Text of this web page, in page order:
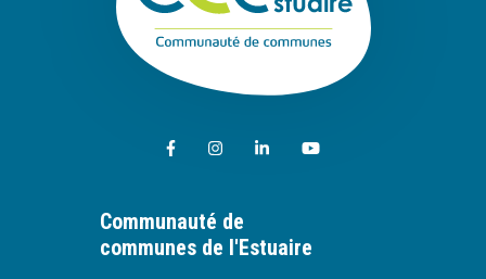
Lien vers le compte Facebook
Lien vers le compte Instagram
Lien vers le compte Linkedin
Lien vers la chaîne
Communauté de
communes de l'Estuaire